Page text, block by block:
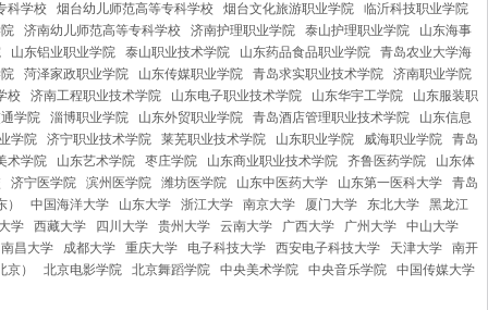
科学校 烟台幼儿师范高等专科学校 烟台文化旅游职业学院
临沂科技职业学院
济南幼儿师范高等专科学校 济南护理职业学院 泰山护理职业学院
山东海事
山东铝业职业学院 泰山职业技术学院 山东药品食品职业学院
青岛农业大学海
菏泽家政职业学院 山东传媒职业学院 青岛求实职业技术学院
济南职业学院
校
济南工程职业技术学院 山东电子职业技术学院 山东华宇工学院
山东服装职
学院
淄博职业学院 山东外贸职业学院 青岛酒店管理职业技术学院
山东信息
学院
济宁职业技术学院 莱芜职业技术学院 山东职业学院 威海职业学院
青岛
术学院
山东艺术学院 枣庄学院 山东商业职业技术学院 齐鲁医药学院
山东体
济宁医学院 滨州医学院 潍坊医学院 山东中医药大学 山东第一医科大学
青岛
中国海洋大学 山东大学 浙江大学 南京大学 厦门大学 东北大学
黑龙江
学
西藏大学 四川大学 贵州大学 云南大学 广西大学 广州大学
中山大学
南昌大学
成都大学 重庆大学 电子科技大学 西安电子科技大学 天津大学
南开
）
北京电影学院 北京舞蹈学院 中央美术学院 中央音乐学院 中国传媒大学